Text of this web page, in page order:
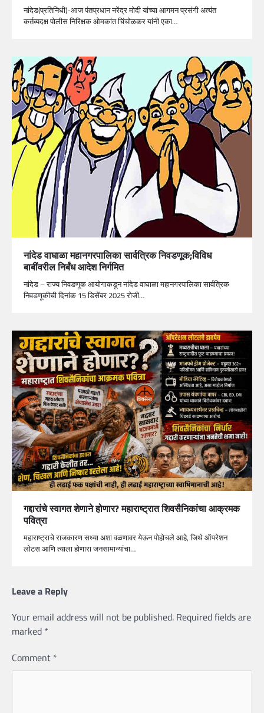
नांदेड(प्रतिनिधी)-आज पंतप्रधान नरेंद्र मोदी यांच्या आगमन प्रसंगी अत्यंत
कर्तव्यदक्ष पोलीस निरिक्षक ओमकांत चिंचोळकर यांनी एका…
नांदेड वाघाळा महानगरपालिका सार्वत्रिक निवडणूक;विविध
बाबींवरील निर्बंध आदेश निर्गमित
नांदेड – राज्य निवडणूक आयोगाकडून नांदेड वाघाळा महानगरपालिका सार्वत्रिक
निवडणूकीची दिनांक 15 डिसेंबर 2025 रोजी…
गद्दारांचे स्वागत शेणाने होणार? महाराष्ट्रात शिवसैनिकांचा आक्रमक
पवित्रा
महाराष्ट्राचे राजकारण सध्या अशा वळणावर येऊन पोहोचले आहे, जिथे ऑपरेशन
लोटस आणि त्याला होणारा जनसामान्यांचा…
Leave a Reply
Your email address will not be published. Required fields are
marked *
Comment *